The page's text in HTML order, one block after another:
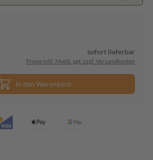
sofort lieferbar
Preise inkl. MwSt. ggf. zzgl. Versandkosten
In den Warenkorb